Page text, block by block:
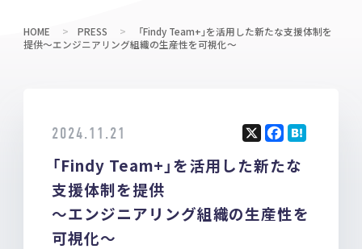
HOME PRESS
「Findy Team+」を活用した新たな支援体制を
提供～エンジニアリング組織の生産性を可視化～
2024.11.21
「Findy Team+」を活用した新たな
支援体制を提供
～エンジニアリング組織の生産性を
可視化～
a
b
o
at
n
a